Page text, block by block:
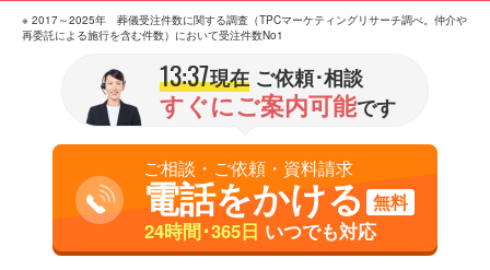
※ 2017～2025年 葬儀受注件数に関する調査（TPCマーケティングリサーチ調べ。仲介や
再委託による施行を含む件数）において受注件数No1
13:37現在ご依頼･相談
すぐにご案内可能です
ご相談・ご依頼・資料請求
電話をかける 無料
24時間･365日 いつでも対応